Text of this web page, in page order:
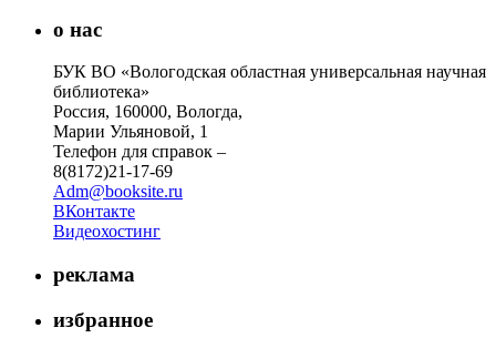
о нас
БУК ВО «Вологодская областная универсальная научная
библиотека»
Россия, 160000, Вологда,
Марии Ульяновой, 1
Телефон для справок –
8(8172)21-17-69
Adm@booksite.ru
ВКонтакте
Видеохостинг
реклама
избранное